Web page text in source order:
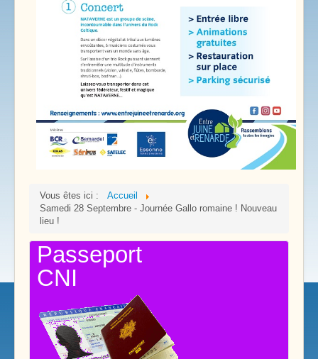
Vous êtes ici :
Accueil
Samedi 28 Septembre - Journée Gallo romaine ! Nouveau
lieu !
Passeport
CNI